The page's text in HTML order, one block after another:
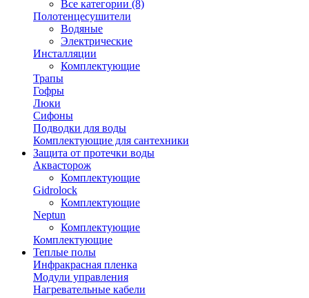
Все категории (8)
Полотенцесушители
Водяные
Электрические
Инсталляции
Комплектующие
Трапы
Гофры
Люки
Сифоны
Подводки для воды
Комплектующие для сантехники
Защита от протечки воды
Аквасторож
Комплектующие
Gidrolock
Комплектующие
Neptun
Комплектующие
Комплектующие
Теплые полы
Инфракрасная пленка
Модули управления
Нагревательные кабели